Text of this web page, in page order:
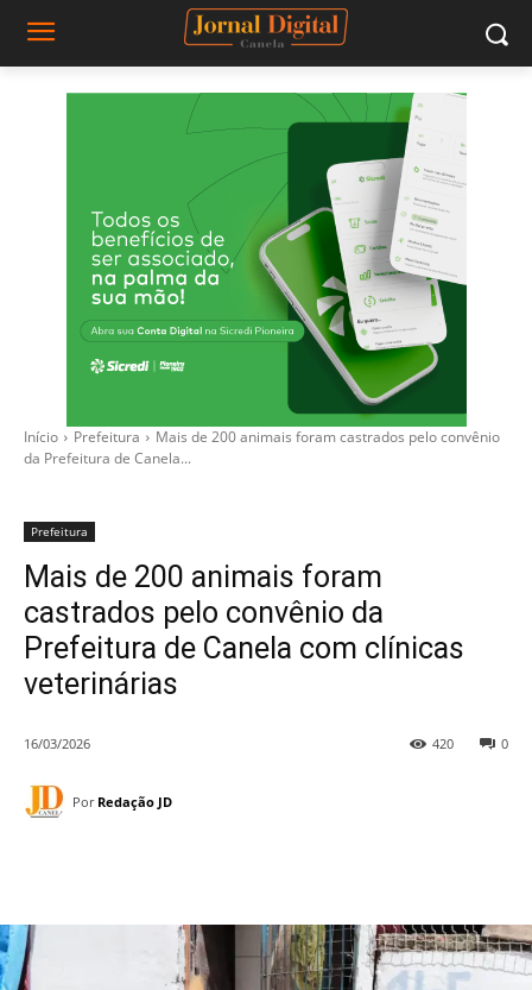
Início Prefeitura
Mais de 200 animais foram castrados pelo convênio
da Prefeitura de Canela...
Prefeitura
Mais de 200 animais foram
castrados pelo convênio da
Prefeitura de Canela com clínicas
veterinárias
16/03/2026 0
420
Por Redação JD